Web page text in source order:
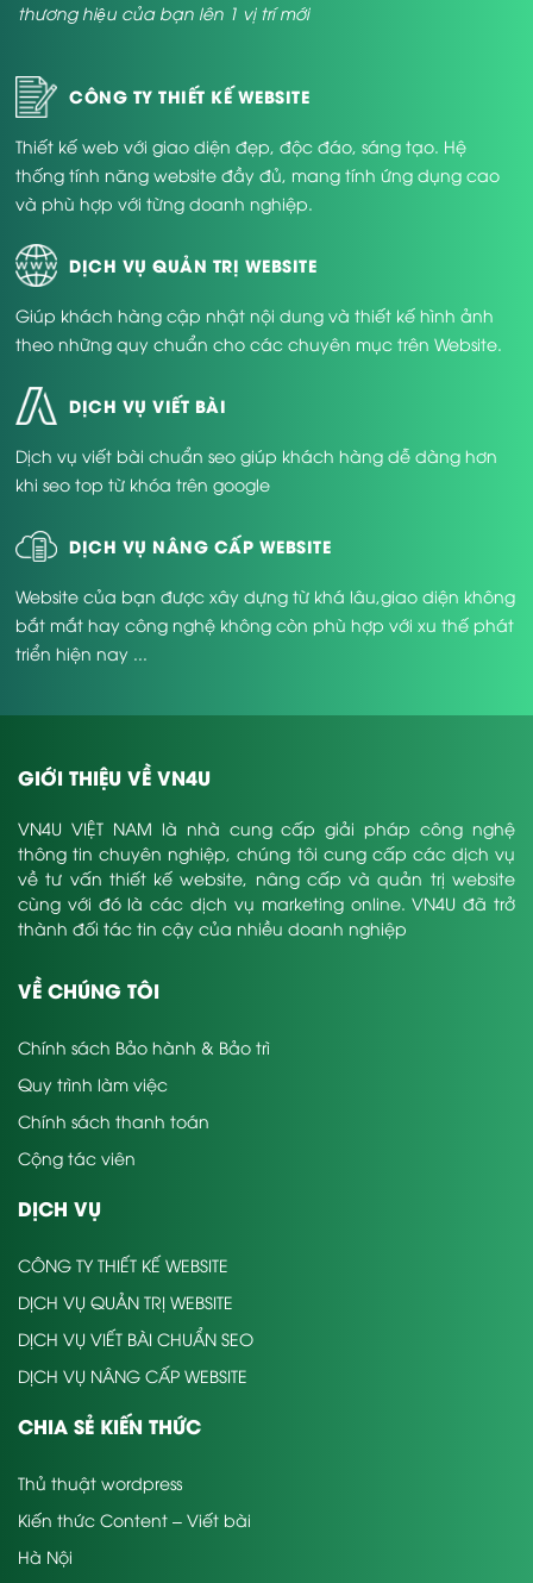
thương hiệu của bạn lên 1 vị trí mới
CÔNG TY THIẾT KẾ WEBSITE
Thiết kế web với giao diện đẹp, độc đáo, sáng tạo. Hệ
thống tính năng website đầy đủ, mang tính ứng dụng cao
và phù hợp với từng doanh nghiệp.
DỊCH VỤ QUẢN TRỊ WEBSITE
Giúp khách hàng cập nhật nội dung và thiết kế hình ảnh
theo những quy chuẩn cho các chuyên mục trên Website.
DỊCH VỤ VIẾT BÀI
Dịch vụ viết bài chuẩn seo giúp khách hàng dễ dàng hơn
khi seo top từ khóa trên google
DỊCH VỤ NÂNG CẤP WEBSITE
Website của bạn được xây dựng từ khá lâu,giao diện không
bắt mắt hay công nghệ không còn phù hợp với xu thế phát
triển hiện nay ...
GIỚI THIỆU VỀ VN4U
VN4U VIỆT NAM là nhà cung cấp giải pháp công nghệ
thông tin chuyên nghiệp, chúng tôi cung cấp các dịch vụ
về tư vấn thiết kế website, nâng cấp và quản trị website
cùng với đó là các dịch vụ marketing online. VN4U đã trở
thành đối tác tin cậy của nhiều doanh nghiệp
VỀ CHÚNG TÔI
Chính sách Bảo hành & Bảo trì
Quy trình làm việc
Chính sách thanh toán
Cộng tác viên
DỊCH VỤ
CÔNG TY THIẾT KẾ WEBSITE
DỊCH VỤ QUẢN TRỊ WEBSITE
DỊCH VỤ VIẾT BÀI CHUẨN SEO
DỊCH VỤ NÂNG CẤP WEBSITE
CHIA SẺ KIẾN THỨC
Thủ thuật wordpress
Kiến thức Content – Viết bài
Hà Nội